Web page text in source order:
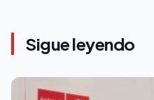
Sigue leyendo